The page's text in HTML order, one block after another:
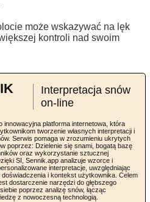
może wskazywać na lęk
kontroli nad swoim
Interpretacja snów
on-line
innowacyjna platforma internetowa, która
tworzenie własnych interpretacji i
Serwis pomaga w zrozumieniu ukrytych
poprzez: Dzielenie się snami, bogatą bazę
oraz wykorzystanie sztucznej
SI, Sennik.app analizuje wzorce i
interpretacje, uwzględniając
doświadczenia i kontekst użytkownika. Celem
dostarczenie narzędzi do głębszego
poprzez analizę snów, łącząc
z nowoczesną technologią.